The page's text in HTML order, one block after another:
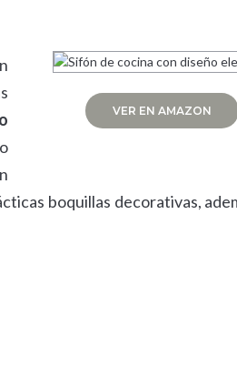
VER EN AMAZON
boquillas decorativas,